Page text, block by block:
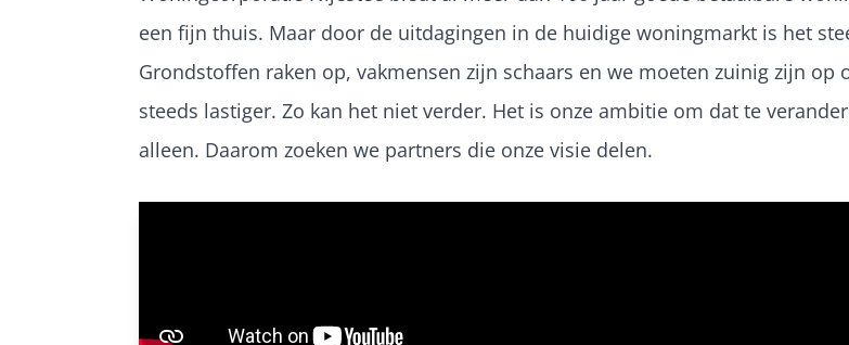
een fijn thuis. Maar door de uitdagingen in de huidige woningmarkt is het
Grondstoffen raken op, vakmensen zijn schaars en we moeten zuinig zijn
steeds lastiger. Zo kan het niet verder. Het is onze ambitie om dat te
alleen. Daarom zoeken we partners die onze visie delen.